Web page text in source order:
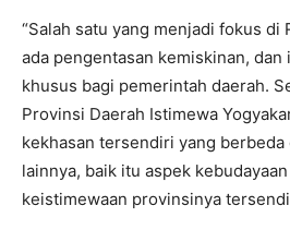
“Salah satu yang menjadi fokus di
ada pengentasan kemiskinan,
khusus bagi pemerintah daerah.
Provinsi Daerah Istimewa
kekhasan tersendiri yang
lainnya, baik itu aspek
keistimewaan provinsinya